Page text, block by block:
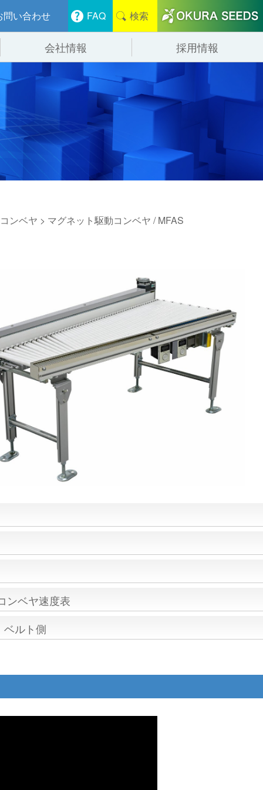
問い合わせ FAQ 検索
けシステム
システム
ニング・デバンニングシステム
会社情報
概要
紹介
採用情報
ンベヤ > マグネット駆動コンベヤ / MFAS
ンベヤ速度表
ベルト側